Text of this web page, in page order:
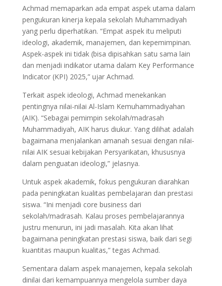
Achmad memaparkan ada empat aspek utama dalam
pengukuran kinerja kepala sekolah Muhammadiyah
yang perlu diperhatikan. “Empat aspek itu meliputi
ideologi, akademik, manajemen, dan kepemimpinan.
Aspek-aspek ini tidak (bisa dipisahkan satu sama lain
dan menjadi indikator utama dalam Key Performance
Indicator (KPI) 2025,” ujar Achmad.
Terkait aspek ideologi, Achmad menekankan
pentingnya nilai-nilai Al-Islam Kemuhammadiyahan
(AIK). “Sebagai pemimpin sekolah/madrasah
Muhammadiyah, AIK harus diukur. Yang dilihat adalah
bagaimana menjalankan amanah sesuai dengan nilai-
nilai AIK sesuai kebijakan Persyarikatan, khususnya
dalam penguatan ideologi,” jelasnya.
Untuk aspek akademik, fokus pengukuran diarahkan
pada peningkatan kualitas pembelajaran dan prestasi
siswa. “Ini menjadi core business dari
sekolah/madrasah. Kalau proses pembelajarannya
justru menurun, ini jadi masalah. Kita akan lihat
bagaimana peningkatan prestasi siswa, baik dari segi
kuantitas maupun kualitas,” tegas Achmad.
Sementara dalam aspek manajemen, kepala sekolah
dinilai dari kemampuannya mengelola sumber daya